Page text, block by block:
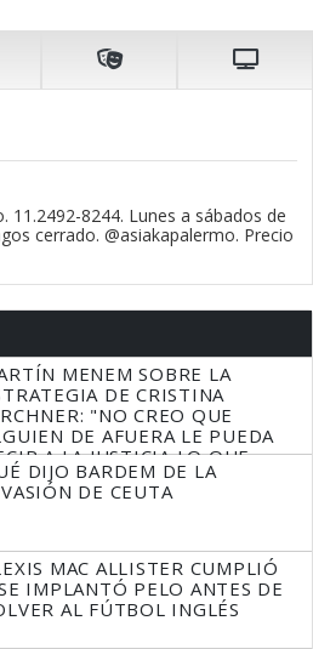
11.2492-8244. Lunes a sábados de
cerrado. @asiakapalermo. Precio
MENEM SOBRE LA
DE CRISTINA
"NO CREO QUE
DE AFUERA LE PUEDA
A LA JUSTICIA LO QUE
QUE HACER"
DIJO BARDEM DE LA
DE CEUTA
MAC ALLISTER CUMPLIÓ
IMPLANTÓ PELO ANTES DE
AL FÚTBOL INGLÉS